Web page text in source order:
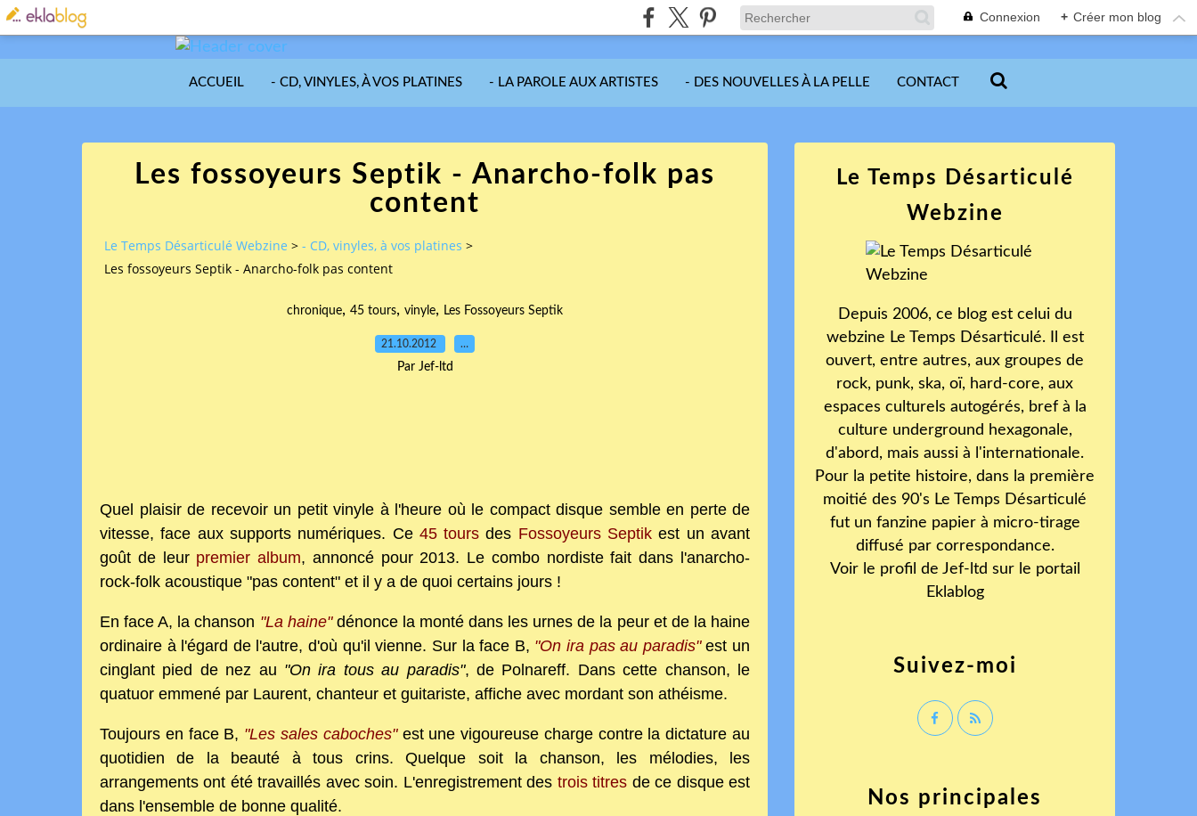
Connexion + Créer mon blog
ACCUEIL - CD, VINYLES, À VOS PLATINES - LA PAROLE AUX ARTISTES - DES NOUVELLES À LA PELLE CONTACT
Les fossoyeurs Septik - Anarcho-folk pas
content
Le Temps Désarticulé Webzine > - CD, vinyles, à vos platines >
Les fossoyeurs Septik - Anarcho-folk pas content
chronique, 45 tours, vinyle, Les Fossoyeurs Septik
21.10.2012 …
Par Jef-ltd
Quel plaisir de recevoir un petit vinyle à l'heure où le compact disque semble en perte de
vitesse, face aux supports numériques. Ce 45 tours des Fossoyeurs Septik est un avant
goût de leur premier album, annoncé pour 2013. Le combo nordiste fait dans l'anarcho-
rock-folk acoustique "pas content" et il y a de quoi certains jours !
En face A, la chanson "La haine"dénonce la monté dans les urnes de la peur et de la haine
ordinaire à l'égard de l'autre, d'où qu'il vienne. Sur la face B, "On ira pas au paradis" est un
cinglant pied de nez au "On ira tous au paradis", de Polnareff. Dans cette chanson, le
quatuor emmené par Laurent, chanteur et guitariste, affiche avec mordant son athéisme.
Toujours en face B, "Les sales caboches"est une vigoureuse charge contre la dictature au
quotidien de la beauté à tous
crins. Quelque soit la chanson, les mélodies, les
arrangements ont été travaillés avec soin. L'enregistrement des trois titres de ce disque est
dans l'ensemble de bonne qualité.
Le Temps Désarticulé
Webzine
Depuis 2006, ce blog est celui du
webzine Le Temps Désarticulé. Il est
ouvert, entre autres, aux groupes de
rock, punk, ska, oï, hard-core, aux
espaces culturels autogérés, bref à la
culture underground hexagonale,
d'abord, mais aussi à l'internationale.
Pour la petite histoire, dans la première
moitié des 90's Le Temps Désarticulé
fut un fanzine papier à micro-tirage
diffusé par correspondance.
Voir le profil de Jef-ltd sur le portail
Eklablog
Suivez-moi
Nos principales